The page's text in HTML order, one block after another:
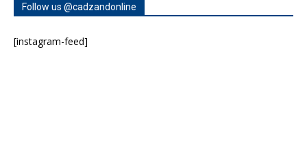
Follow us @cadzandonline
[instagram-feed]